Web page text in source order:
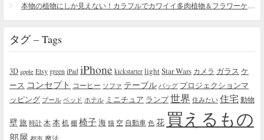
本物の植物にしか見えない！カラフルでカワイイ多肉植物＆フラワーケーキ
タグ – Tags
3D apple Etsy green iPad iPhone kickstarter lightStar Wars カメラ ガラス ケ
ース コンセプト コーヒー ソファ テーブル バッグ プロジェクションマ
ッピング プール ベッド ホテル ミニチュア ランプ世界 住みたい 住宅 動物
壁旅 時計 木本机 棚 椅子海 猫 空 自動車 色 花 買えるもの